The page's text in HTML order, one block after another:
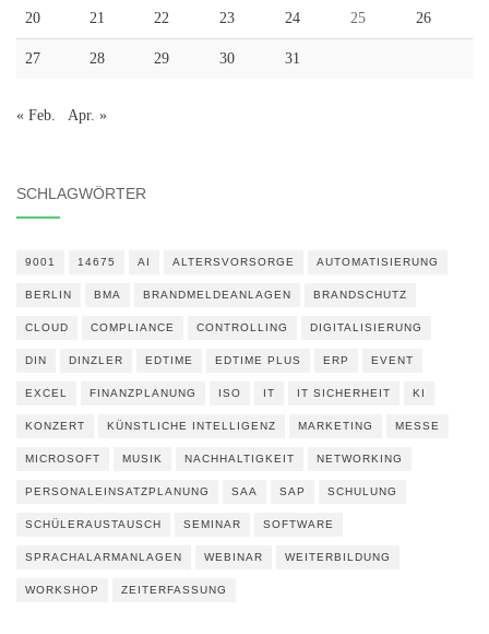
20 21 22 23 24 25 26
27 28 29 30 31
« Feb. Apr. »
SCHLAGWÖRTER
9001 14675 AI ALTERSVORSORGE AUTOMATISIERUNG
BERLIN BMA BRANDMELDEANLAGEN BRANDSCHUTZ
CLOUD COMPLIANCE CONTROLLING DIGITALISIERUNG
DIN DINZLER EDTIME EDTIME PLUS ERP EVENT
EXCEL FINANZPLANUNG ISO IT IT SICHERHEIT KI
KONZERT KÜNSTLICHE INTELLIGENZ MARKETING MESSE
MICROSOFT MUSIK NACHHALTIGKEIT NETWORKING
PERSONALEINSATZPLANUNG SAA SAP SCHULUNG
SCHÜLERAUSTAUSCH SEMINAR SOFTWARE
SPRACHALARMANLAGEN WEBINAR WEITERBILDUNG
WORKSHOP ZEITERFASSUNG